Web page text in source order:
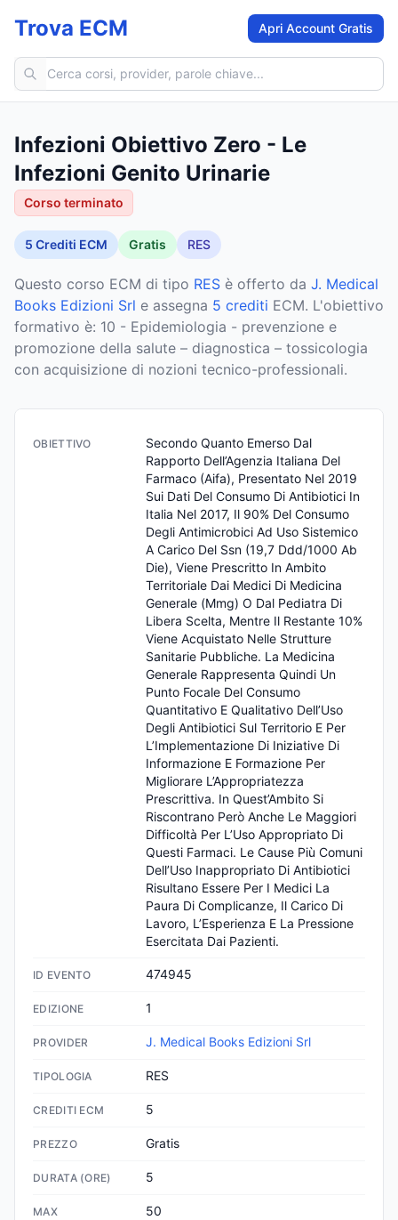
Trova ECM Apri Account Gratis
Cerca corsi ECM
Infezioni Obiettivo Zero - Le
Infezioni Genito Urinarie
Corso terminato
5 Crediti ECM Gratis RES
Questo corso ECM di tipo RES è offerto da J. Medical
Books Edizioni Srl e assegna 5 crediti ECM. L'obiettivo
formativo è: 10 - Epidemiologia - prevenzione e
promozione della salute – diagnostica – tossicologia
con acquisizione di nozioni tecnico-professionali.
OBIETTIVO
Secondo Quanto Emerso Dal
Rapporto Dell’Agenzia Italiana Del
Farmaco (Aifa), Presentato Nel 2019
Sui Dati Del Consumo Di Antibiotici In
Italia Nel 2017, Il 90% Del Consumo
Degli Antimicrobici Ad Uso Sistemico
A Carico Del Ssn (19,7 Ddd/1000 Ab
Die), Viene Prescritto In Ambito
Territoriale Dai Medici Di Medicina
Generale (Mmg) O Dal Pediatra Di
Libera Scelta, Mentre Il Restante 10%
Viene Acquistato Nelle Strutture
Sanitarie Pubbliche. La Medicina
Generale Rappresenta Quindi Un
Punto Focale Del Consumo
Quantitativo E Qualitativo Dell’Uso
Degli Antibiotici Sul Territorio E Per
L’Implementazione Di Iniziative Di
Informazione E Formazione Per
Migliorare L’Appropriatezza
Prescrittiva. In Quest’Ambito Si
Riscontrano Però Anche Le Maggiori
Difficoltà Per L’Uso Appropriato Di
Questi Farmaci. Le Cause Più Comuni
Dell’Uso Inappropriato Di Antibiotici
Risultano Essere Per I Medici La
Paura Di Complicanze, Il Carico Di
Lavoro, L’Esperienza E La Pressione
Esercitata Dai Pazienti.
ID EVENTO 474945
EDIZIONE 1
PROVIDER J. Medical Books Edizioni Srl
TIPOLOGIA RES
CREDITI ECM 5
PREZZO Gratis
DURATA (ORE) 5
MAX
50